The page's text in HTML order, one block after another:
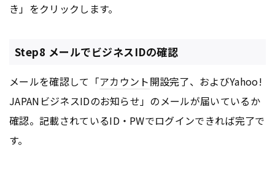
き」をクリックします。
Step8 メールでビジネスIDの確認
メールを確認して「アカウント開設完了、およびYahoo!
JAPANビジネスIDのお知らせ」のメールが届いているか
確認。記載されているID・PWでログインできれば完了で
す。